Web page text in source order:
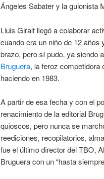
Ángeles Sabater y la guionista
Lluis Giralt llegó a colaborar
cuando era un niño de 12
brazo, pero sí pudo, ya siendo
Bruguera, la feroz competidora
haciendo en 1983.
A partir de esa fecha y con el
renacimiento de la editorial
quioscos, pero nunca se
reediciones, recopilatorios,
fue el último director del TBO,
Bruguera con un “hasta